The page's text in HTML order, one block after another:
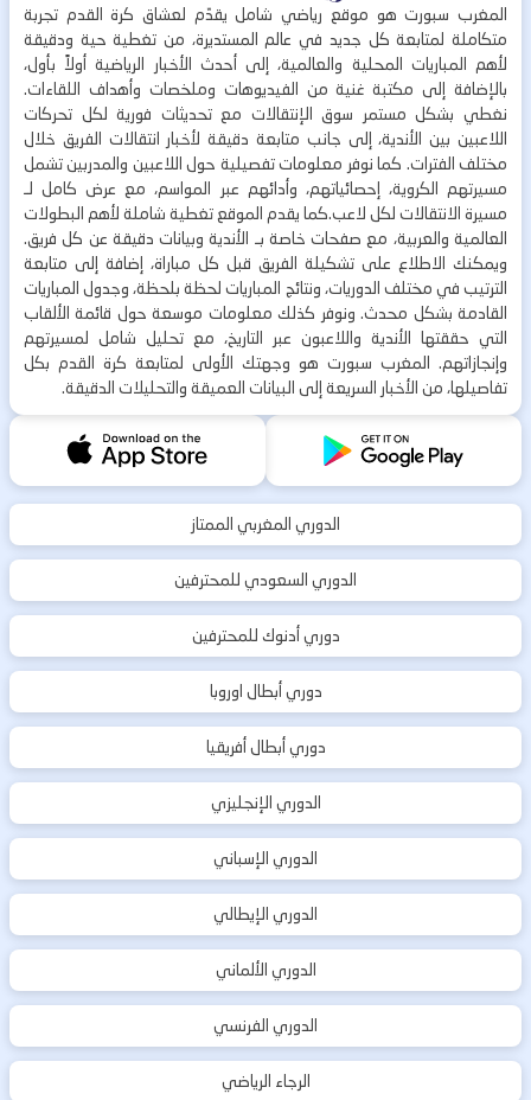
المغرب سبورت هو موقع رياضي شامل يقدّم لعشاق كرة القدم تجربة
متكاملة لمتابعة كل جديد في عالم المستديرة، من تغطية حية ودقيقة
لأهم المباريات المحلية والعالمية، إلى أحدث الأخبار الرياضية أولاً بأول،
بالإضافة إلى مكتبة غنية من الفيديوهات وملخصات وأهداف اللقاءات.
نغطي بشكل مستمر سوق الإنتقالات مع تحديثات فورية لكل تحركات
اللاعبين بين الأندية، إلى جانب متابعة دقيقة لأخبار انتقالات الفريق خلال
مختلف الفترات. كما نوفر معلومات تفصيلية حول اللاعبين والمدربين تشمل
مسيرتهم الكروية، إحصائياتهم، وأدائهم عبر المواسم، مع عرض كامل لـ
مسيرة الانتقالات لكل لاعب.كما يقدم الموقع تغطية شاملة لأهم البطولات
العالمية والعربية، مع صفحات خاصة بـ الأندية وبيانات دقيقة عن كل فريق.
ويمكنك الاطلاع على تشكيلة الفريق قبل كل مباراة، إضافة إلى متابعة
الترتيب في مختلف الدوريات، ونتائج المباريات لحظة بلحظة، وجدول المباريات
القادمة بشكل محدث. ونوفر كذلك معلومات موسعة حول قائمة الألقاب
التي حققتها الأندية واللاعبون عبر التاريخ، مع تحليل شامل لمسيرتهم
وإنجازاتهم. المغرب سبورت هو وجهتك الأولى لمتابعة كرة القدم بكل
تفاصيلها، من الأخبار السريعة إلى البيانات العميقة والتحليلات الدقيقة.
الدوري المغربي الممتاز
الدوري السعودي للمحترفين
دوري أدنوك للمحترفين
دوري أبطال اوروبا
دوري أبطال أفريقيا
الدوري الإنجليزي
الدوري الإسباني
الدوري الإيطالي
الدوري الألماني
الدوري الفرنسي
الرجاء الرياضي